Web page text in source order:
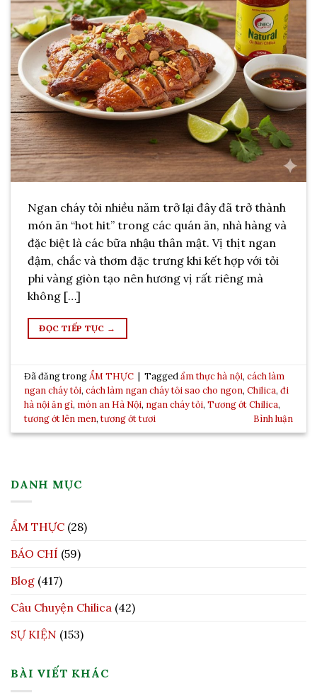
Ngan cháy tỏi nhiều năm trở lại đây đã trở thành
món ăn “hot hit” trong các quán ăn, nhà hàng và
đặc biệt là các bữa nhậu thân mật. Vị thịt ngan
đậm, chắc và thơm đặc trưng khi kết hợp với tỏi
phi vàng giòn tạo nên hương vị rất riêng mà
không […]
ĐỌC TIẾP TỤC →
Đã đăng trongẨM THỰC | Taggedẩm thực hà nội,cách làm
ngan cháy tỏi,cách làm ngan cháy tỏi sao cho ngon,Chilica,đi
hà nội ăn gì, món an Hà Nội, ngan cháy tỏi,Tương ớt Chilica,
tương ớt lên men,tương ớt tươi Bình luận
DANH MỤC
ẨM THỰC (28)
BÁO CHÍ (59)
Blog (417)
Câu Chuyện Chilica (42)
SỰ KIỆN (153)
BÀI VIẾT KHÁC